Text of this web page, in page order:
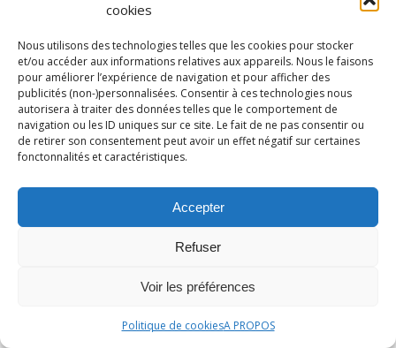
cookies
Nous utilisons des technologies telles que les cookies pour stocker
et/ou accéder aux informations relatives aux appareils. Nous le faisons
pour améliorer l’expérience de navigation et pour afficher des
publicités (non-)personnalisées. Consentir à ces technologies nous
autorisera à traiter des données telles que le comportement de
navigation ou les ID uniques sur ce site. Le fait de ne pas consentir ou
de retirer son consentement peut avoir un effet négatif sur certaines
fonctonnalités et caractéristiques.
Accepter
Refuser
Voir les préférences
Politique de cookiesA PROPOS
Tous les Sports
Triathlon
Voile
volley_ball
water-polo